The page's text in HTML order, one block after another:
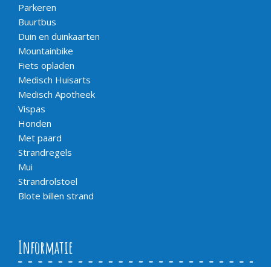
Parkeren
Buurtbus
Duin en duinkaarten
Mountainbike
Fiets opladen
Medisch Huisarts
Medisch Apotheek
Vispas
Honden
Met paard
Strandregels
Mui
Strandrolstoel
Blote billen strand
Informatie